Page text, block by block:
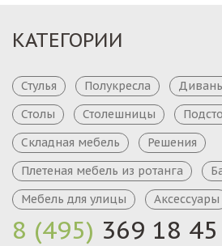
8 (495) 369 18 45
КАТЕГОРИИ
Стулья Полукресла
Столы
Столешницы
Складная мебель
Решения
Плетеная мебель из ротанга
Мебель для улицы
Аксессуары